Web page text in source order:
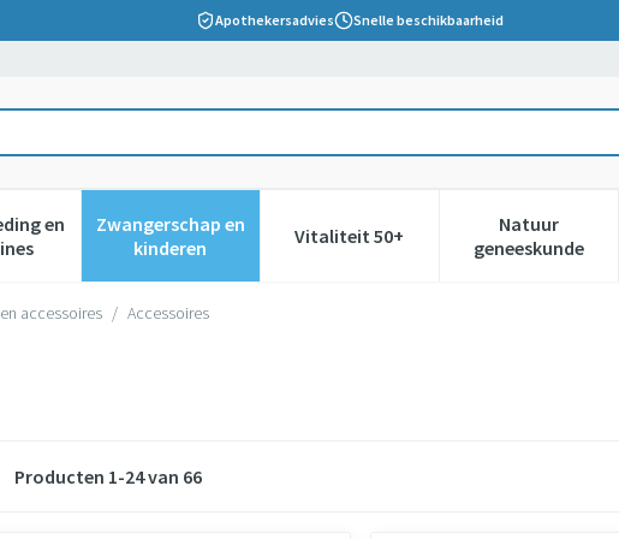
Apothekersadvies Snelle beschikbaarheid
verzorging en hygiëne categorie
en
submenu voor Dieet, voeding en vitamines categorie
Zwangerschap en
kinderenToon submenu voor Zwangerschap en kinderen
Vitaliteit 50+Toon submenu voor Vitaliteit
Natuur
geneeskunde
Toon
accessoires / Accessoires
Producten 1-24van 66